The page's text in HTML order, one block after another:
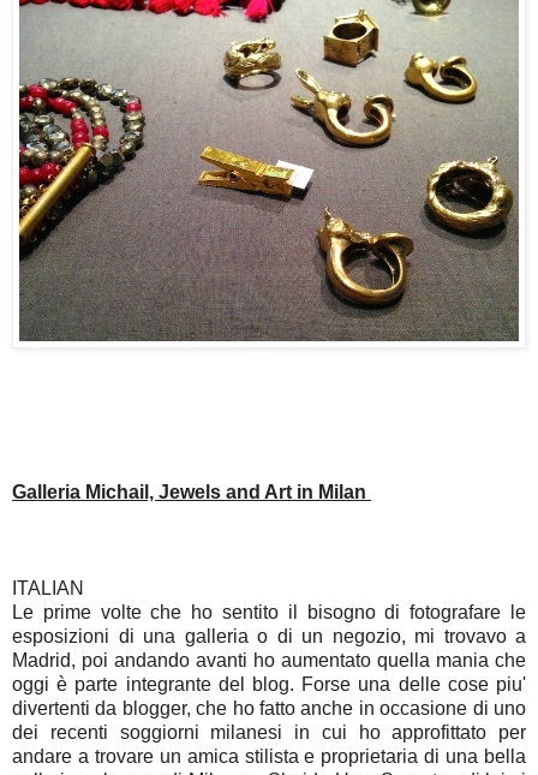
Galleria Michail, Jewels and Art in Milan
ITALIAN
Le prime volte che ho sentito il bisogno di fotografare le
esposizioni di una galleria o di un negozio, mi trovavo a
Madrid, poi andando avanti ho aumentato quella mania che
oggi è parte integrante del blog. Forse una delle cose piu'
divertenti da blogger, che ho fatto anche in occasione di uno
dei recenti soggiorni milanesi in cui ho approfittato per
andare a trovare un amica stilista e proprietaria di una bella